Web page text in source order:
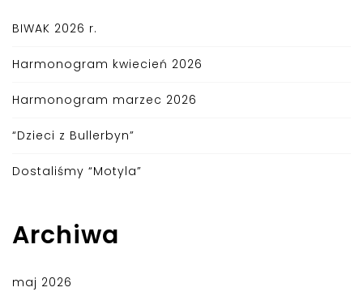
BIWAK 2026 r.
Harmonogram kwiecień 2026
Harmonogram marzec 2026
“Dzieci z Bullerbyn”
Dostaliśmy “Motyla”
Archiwa
maj 2026